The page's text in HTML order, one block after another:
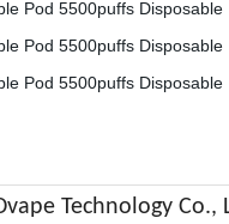
Technology